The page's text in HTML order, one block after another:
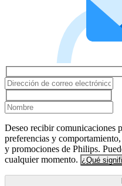
Deseo recibir comunicaciones
preferencias y
y promociones de Philips.
cualquier momento. ¿Qué